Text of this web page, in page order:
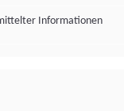
Informationen